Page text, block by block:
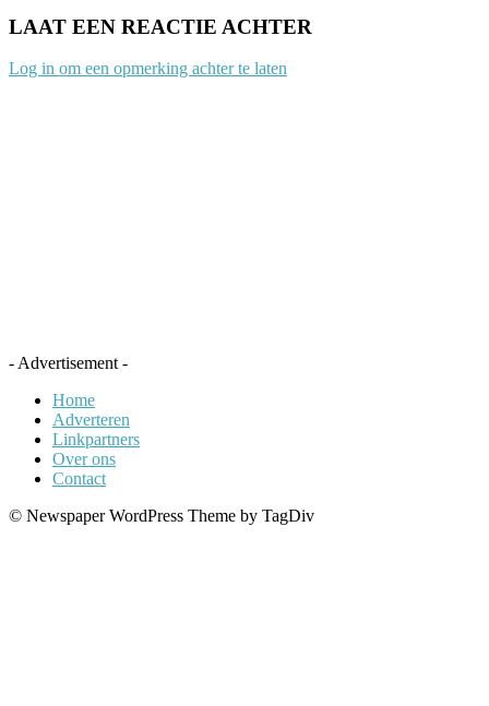
LAAT EEN REACTIE ACHTER
Log in om een opmerking achter te laten
- Advertisement -
Home
Adverteren
Linkpartners
Over ons
Contact
© Newspaper WordPress Theme by TagDiv